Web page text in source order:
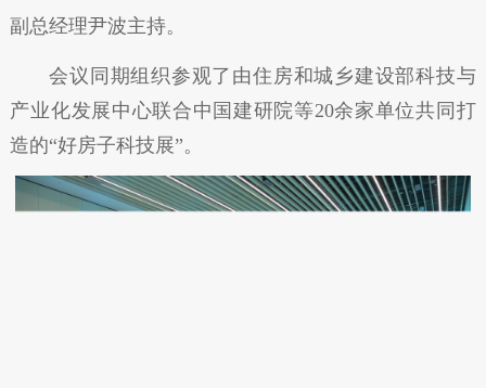
副总经理尹波主持。
会议同期组织参观了由住房和城乡建设部科技与
产业化发展中心联合中国建研院等20余家单位共同打
造的“好房子科技展”。